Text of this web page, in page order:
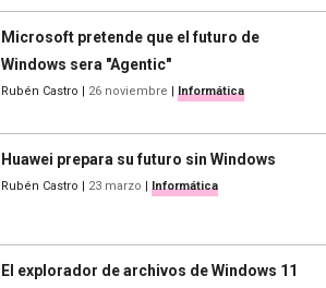
Microsoft pretende que el futuro de
Windows sera "Agentic"
Rubén Castro | 26 noviembre | Informática
Huawei prepara su futuro sin Windows
Rubén Castro | 23 marzo | Informática
El explorador de archivos de Windows 11